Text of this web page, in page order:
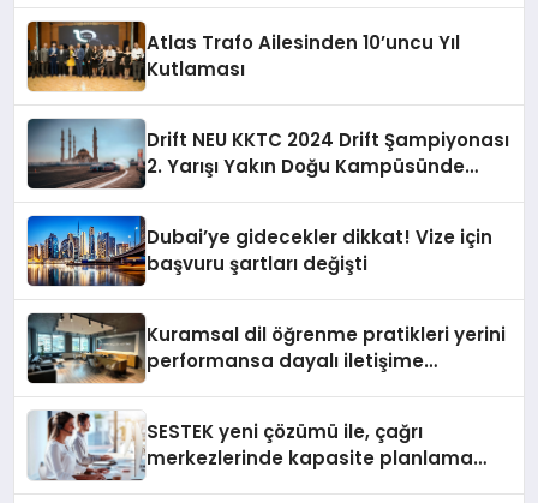
Atlas Trafo Ailesinden 10’uncu Yıl
Kutlaması
Drift NEU KKTC 2024 Drift Şampiyonası
2. Yarışı Yakın Doğu Kampüsünde
Dubai’ye gidecekler dikkat! Vize için
başvuru şartları değişti
Kuramsal dil öğrenme pratikleri yerini
performansa dayalı iletişime
SESTEK yeni çözümü ile, çağrı
merkezlerinde kapasite planlama